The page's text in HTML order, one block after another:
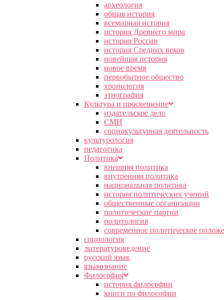
археология
общая история
всемирная история
история Древнего мира
история России
история Средних веков
новейшая история
новое время
первобытное общество
хронология
этнография
Культура и просвещение
издательское дело
СМИ
социокультурная деятельность
культурология
педагогика
Политика
внешняя политика
внутренняя политика
национальная политика
история политических учений
общественные организации
политические партии
политология
современное политическое
социология
литературоведение
русский язык
языкознание
Философия
история философии
книги по философии